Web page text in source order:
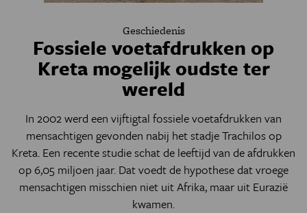
Geschiedenis
Fossiele voetafdrukken op
Kreta mogelijk oudste ter
wereld
In 2002 werd een vijftigtal fossiele voetafdrukken van
mensachtigen gevonden nabij het stadje Trachilos op
Kreta. Een recente studie schat de leeftijd van de afdrukken
op 6,05 miljoen jaar. Dat voedt de hypothese dat vroege
mensachtigen misschien niet uit Afrika, maar uit Eurazië
kwamen.